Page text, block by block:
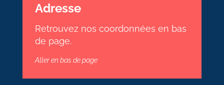
Adresse
Retrouvez nos coordonnées en bas
de page.
Aller en bas de page